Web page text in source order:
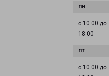
с 10:00 до
18:00
с 10:00 до